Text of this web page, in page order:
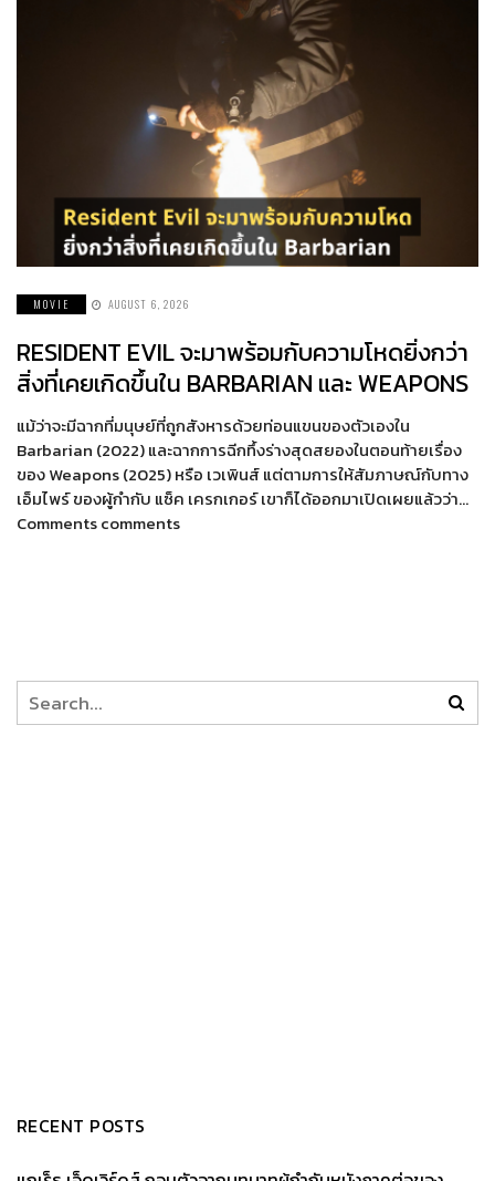
MOVIE AUGUST 6, 2026
RESIDENT EVIL จะมาพร้อมกับความโหดยิ่งกว่า
สิ่งที่เคยเกิดขึ้นใน BARBARIAN และ WEAPONS
แม้ว่าจะมีฉากที่มนุษย์ที่ถูกสังหารด้วยท่อนแขนของตัวเองใน
Barbarian (2022) และฉากการฉีกทึ้งร่างสุดสยองในตอนท้ายเรื่อง
ของ Weapons (2025) หรือ เวเพินส์ แต่ตามการให้สัมภาษณ์กับทาง
เอ็มไพร์ ของผู้กำกับ แซ็ค เครกเกอร์ เขาก็ได้ออกมาเปิดเผยแล้วว่า…
Comments comments
RECENT POSTS